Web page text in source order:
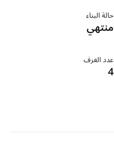
حالة البناء
منتهي
عدد الغرف
4